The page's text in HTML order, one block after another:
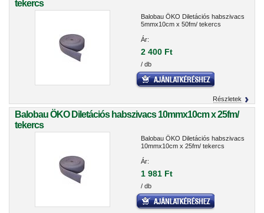
tekercs
Balobau ÖKO Diletációs habszivacs
5mmx10cm x 50fm/ tekercs
Ár:
2 400 Ft
/ db
Részletek
Balobau ÖKO Diletációs habszivacs 10mmx10cm x 25fm/
tekercs
Balobau ÖKO Diletációs habszivacs
10mmx10cm x 25fm/ tekercs
Ár:
1 981 Ft
/ db